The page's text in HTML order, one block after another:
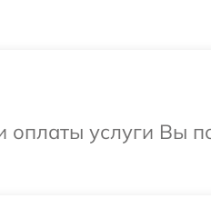
оплаты услуги Вы